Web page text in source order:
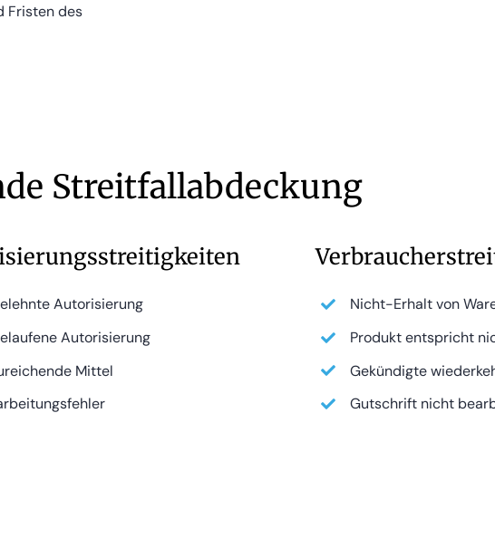
Fristen des
Streitfallabdeckung
Autorisierung
Autorisierung
Mittel
Nicht-Erhalt von
Produkt entspricht
Gekündigte
Gutschrift nicht